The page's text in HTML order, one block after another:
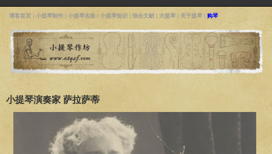
博客首页 小提琴制作 小提琴名曲 小提琴知识 综合文献 大提琴 关于提琴 购琴
小提琴演奏家 萨拉萨蒂